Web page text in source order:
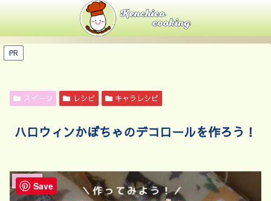
PR
スイーツ レシピ キャラレシピ
ハロウィンかぼちゃのデコロールを作ろう！
スイーツSave